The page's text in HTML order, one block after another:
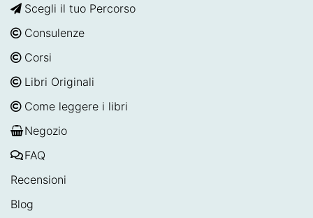
Scegli il tuo Percorso
Consulenze
Corsi
Libri Originali
Come leggere i libri
Negozio
FAQ
Recensioni
Blog